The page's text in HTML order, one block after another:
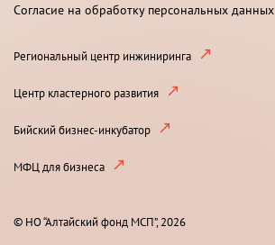
Согласие на обработку персональных данных
Региональный центр инжиниринга
Центр кластерного развития
Бийский бизнес-инкубатор
МФЦ для бизнеса
© НО “Алтайский фонд МСП”, 2026